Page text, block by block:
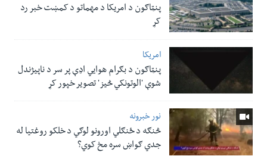
پنټاګون د امریکا د مهماتو د کمښت خبر رد
کړ
امریکا
پنټاګون د بګرام هوایي اډې پر سر د ناپيژندل
شوې 'الوتونکي څيز' تصویر خپور کړ
نور خبرونه
څنګه د ځنګلي اورونو لوګي د خلکو روغتیا له
جدي ګواښ سره مخ کوي؟